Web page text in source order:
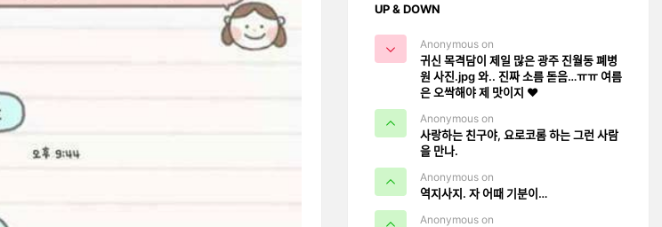
UP & DOWN
Anonymous on
귀신 목격담이 제일 많은 광주 진월동 폐병
원 사진.jpg 와.. 진짜 소름 돋음…ㅠㅠ 여름
은 오싹해야 제 맛이지 ❤️
Anonymous on
사랑하는 친구야, 요로코롬 하는 그런 사람
을 만나.
Anonymous on
역지사지. 자 어때 기분이…
Anonymous on